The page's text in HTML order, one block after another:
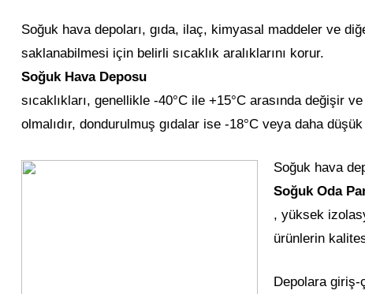
Soğuk hava depoları, gıda, ilaç, kimyasal maddeler ve
saklanabilmesi için belirli sıcaklık aralıklarını korur.
Soğuk Hava Deposu
sıcaklıkları, genellikle -40°C ile +15°C arasında değişir
olmalıdır, dondurulmuş gıdalar ise -18°C veya daha
Soğuk hava
Soğuk Oda
, yüksek
ürünlerin
Depolara giriş-